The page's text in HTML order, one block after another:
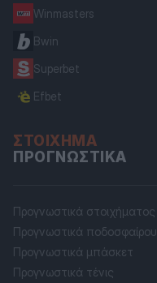
Winmasters
Bwin
Superbet
Efbet
ΣΤΟΊΧΗΜΑ
ΠΡΟΓΝΩΣΤΙΚΆ
Προγνωστικά στοιχήματος
Προγνωστικά ποδοσφαίρου
Προγνωστικά μπάσκετ
Προγνωστικά τένις